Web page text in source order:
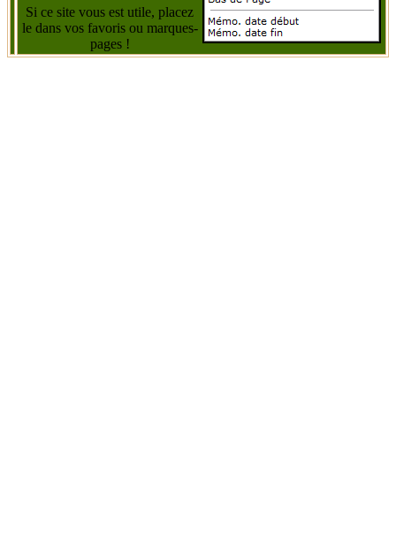
Si ce site vous est utile, placez
le dans vos favoris ou marques-
pages !